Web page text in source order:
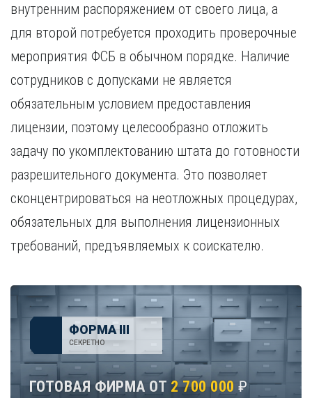
внутренним распоряжением от своего лица, а
для второй потребуется проходить проверочные
мероприятия ФСБ в обычном порядке. Наличие
сотрудников с допусками не является
обязательным условием предоставления
лицензии, поэтому целесообразно отложить
задачу по укомплектованию штата до готовности
разрешительного документа. Это позволяет
сконцентрироваться на неотложных процедурах,
обязательных для выполнения лицензионных
требований, предъявляемых к соискателю.
ФОРМА III
СЕКРЕТНО
ГОТОВАЯ ФИРМА ОТ 2 700 000 ₽